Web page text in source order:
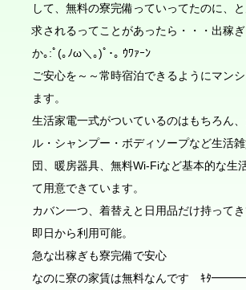
して、無料の寮完備っていってたのに、
求されるってことがあったら・・・出稼
か｡:ﾟ(｡ﾉω＼｡)ﾟ･｡ ｳﾜｧｰﾝ
ご安心を～～常時宿泊できるようにマン
ます。
生活家電一式がついているのはもちろん
ル・シャンプー・ボディソープなど生活
団、暖房器具、無料Wi-Fiなど基本的な生
て用意できています。
カバン一つ、着替えと日用品だけ持って
即日から利用可能。
急な出稼ぎも寮完備で安心
なのに寮の家賃は無料なんです ｷﾀ